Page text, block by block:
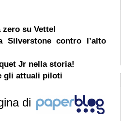
zero su Vettel
contro l’alto
Jr nella storia!
gli attuali piloti
di